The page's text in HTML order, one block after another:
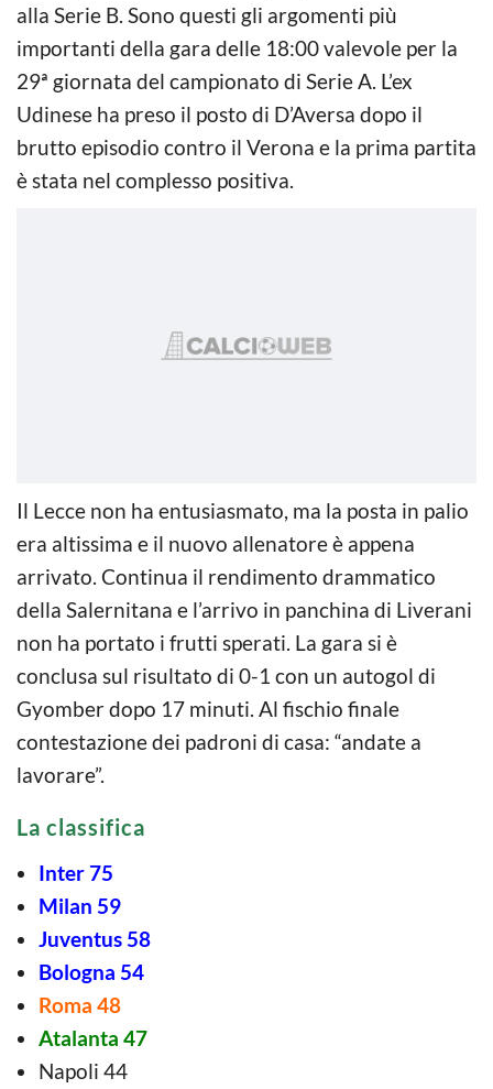
alla Serie B. Sono questi gli argomenti più
importanti della gara delle 18:00 valevole per la
29ª giornata del campionato di Serie A. L’ex
Udinese ha preso il posto di D’Aversa dopo il
brutto episodio contro il Verona e la prima partita
è stata nel complesso positiva.
Il Lecce non ha entusiasmato, ma la posta in palio
era altissima e il nuovo allenatore è appena
arrivato. Continua il rendimento drammatico
della Salernitana e l’arrivo in panchina di Liverani
non ha portato i frutti sperati. La gara si è
conclusa sul risultato di 0-1 con un autogol di
Gyomber dopo 17 minuti. Al fischio finale
contestazione dei padroni di casa: “andate a
lavorare”.
La classifica
Inter 75
Milan 59
Juventus 58
Bologna 54
Roma 48
Atalanta 47
Napoli 44